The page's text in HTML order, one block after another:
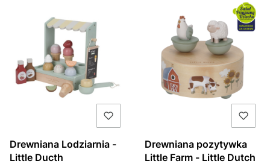
Drewniana Lodziarnia -
Little Ducth
Drewniana pozytywka
Little Farm - Little Dutch